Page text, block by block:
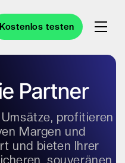
Kostenlos testen
Partner
profitieren
Margen und
und bieten Ihrer
souveränen